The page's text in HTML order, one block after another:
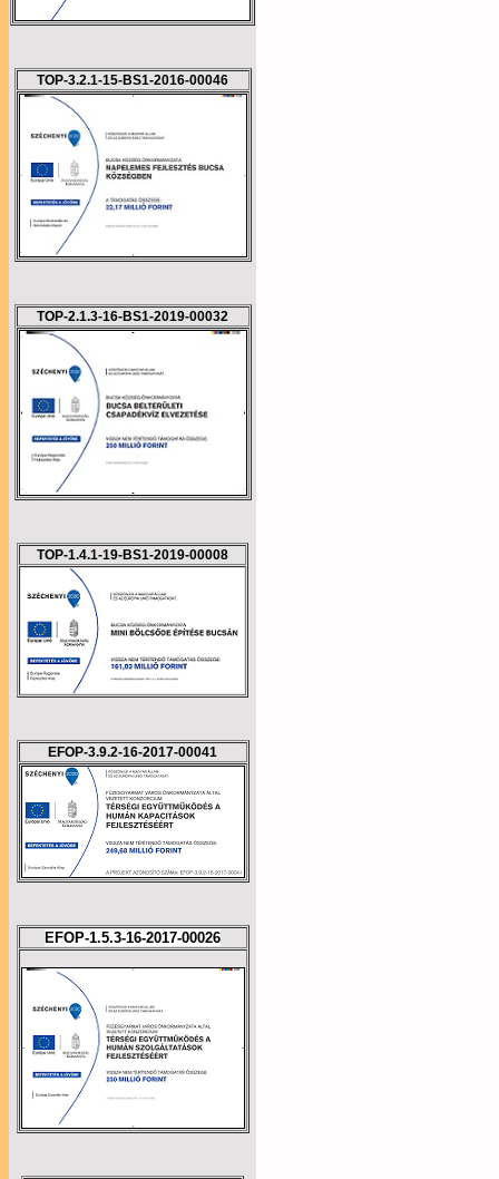
TOP-3.2.1-15-BS1-2016-00046
TOP-2.1.3-16-BS1-2019-00032
TOP-1.4.1-19-BS1-2019-00008
EFOP-3.9.2-16-2017-00041
EFOP-1.5.3-16-2017-00026